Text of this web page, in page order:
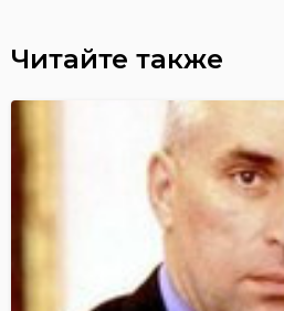
Читайте также